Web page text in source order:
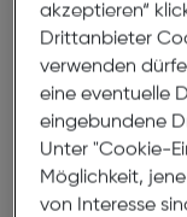
akzeptieren“
Drittanbieter
verwenden
eine eventuelle
eingebundene
Unter "Cookie-
Möglichkeit,
von Interesse